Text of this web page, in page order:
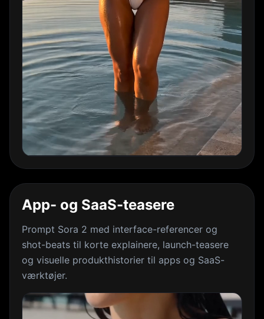
App- og SaaS-teasere
Prompt Sora 2 med interface-referencer og
shot-beats til korte explainere, launch-teasere
og visuelle produkthistorier til apps og SaaS-
værktøjer.